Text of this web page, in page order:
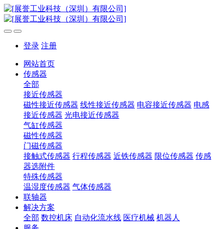
登录 注册
网站首页
传感器
全部
接近传感器
磁性接近传感器 线性接近传感器 电容接近传感器 电感
接近传感器 光电接近传感器
气缸传感器
磁性传感器
门磁传感器
接触式传感器 行程传感器 近铁传感器 限位传感器 传感
器选附件
特殊传感器
温湿度传感器 气体传感器
联轴器
解决方案
全部 数控机床 自动化流水线 医疗机械 机器人